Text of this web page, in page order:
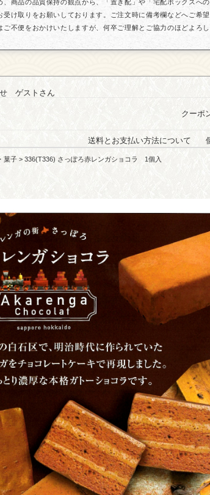
商品の品質保持の観点から、「置き配」や「宅配ボックスへ
け取りをお願いしております。ご注文時に備考欄などへご希
不便をおかけいたしますが、何卒ご理解とご協力のほどよろし
ゲストさん
クーポ
送料とお支払い方法について
菓子 > 336(T336) さっぽろ赤レンガショコラ 1個入